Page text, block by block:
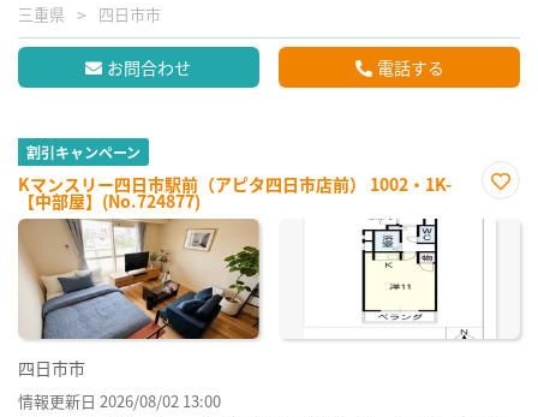
三重県 四日市市
お問合わせ 電話する
割引キャンペーン
Kマンスリー四日市駅前（アピタ四日市店前） 1002・1K-
【中部屋】(No.724877)
に入
四日市市
情報更新日 2026/08/02 13:00